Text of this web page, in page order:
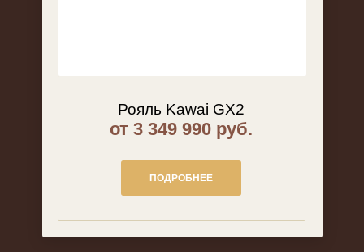
Рояль Kawai GX2
от 3 349 990 руб.
ПОДРОБНЕЕ